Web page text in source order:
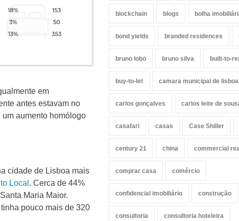
em
antes estavam no
um aumento homólogo
cidade de Lisboa mais
Local . Cerca de 44%
Maria Maior.
pouco mais de 320
blockchain blogs bolha
bond yields branded residences
bruno lobo bruno silva built-to-
buy-to-let camara municipal de lisboa
carlos gonçalves carlos leite de
casafari casas Case Shiller
century 21 china commercial
comprar casa comércio
confidencial imobiliário construção
consultoria consultoria hoteleira